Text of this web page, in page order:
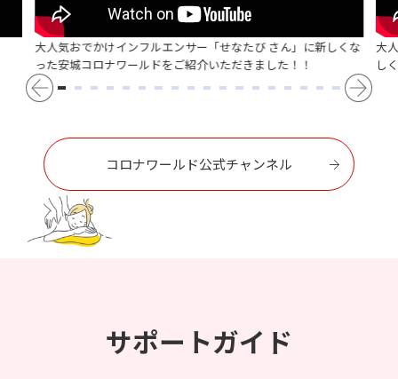
大人気おでかけインフルエンサー「せなたび さん」に新しくな
った安城コロナワールドをご紹介いただきました！！
大
し
コロナワールド公式チャンネル
サポートガイド